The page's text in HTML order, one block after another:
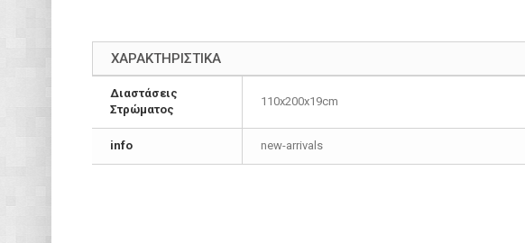
ΧΑΡΑΚΤΗΡΙΣΤΙΚΑ
Διαστάσεις
Στρώματος
110x200x19cm
info new-arrivals